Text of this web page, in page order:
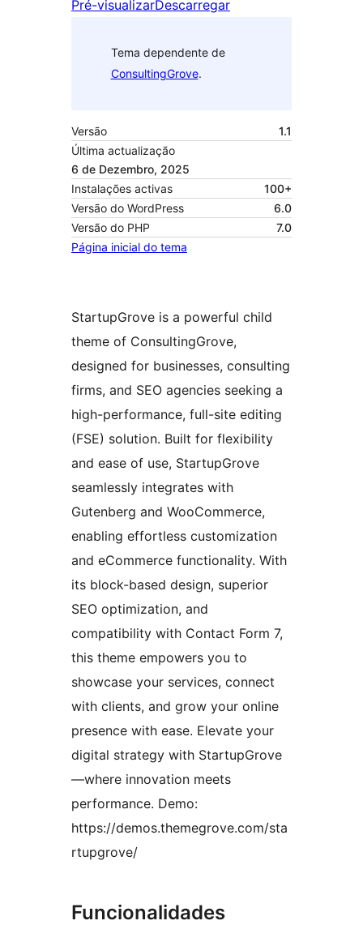
Pré-visualizarDescarregar
Tema dependente de
ConsultingGrove.
Versão
1.1
Última actualização
6 de Dezembro, 2025
Instalações activas
100+
Versão do WordPress
6.0
Versão do PHP
7.0
Página inicial do tema
StartupGrove is a powerful child
theme of ConsultingGrove,
designed for businesses, consulting
firms, and SEO agencies seeking a
high-performance, full-site editing
(FSE) solution. Built for flexibility
and ease of use, StartupGrove
seamlessly integrates with
Gutenberg and WooCommerce,
enabling effortless customization
and eCommerce functionality. With
its block-based design, superior
SEO optimization, and
compatibility with Contact Form 7,
this theme empowers you to
showcase your services, connect
with clients, and grow your online
presence with ease. Elevate your
digital strategy with StartupGrove
—where innovation meets
performance. Demo:
https://demos.themegrove.com/sta
rtupgrove/
Funcionalidades